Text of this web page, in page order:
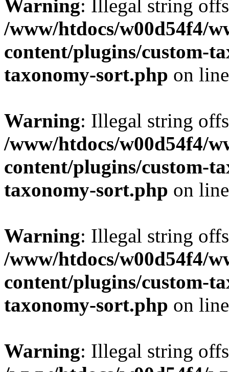
Warning: Illegal string
/www/htdocs/w00d54f4/
content/plugins/custom-
taxonomy-sort.php on
Warning: Illegal string
/www/htdocs/w00d54f4/
content/plugins/custom-
taxonomy-sort.php on
Warning: Illegal string
/www/htdocs/w00d54f4/
content/plugins/custom-
taxonomy-sort.php on
Warning: Illegal string